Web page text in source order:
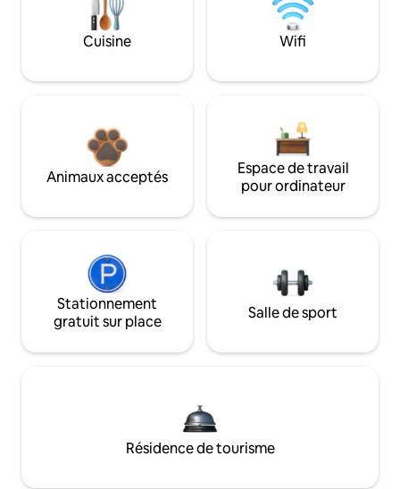
Cuisine Wifi
Animaux acceptés
Espace de travail
pour ordinateur
Stationnement
gratuit sur place
Salle de sport
Résidence de tourisme